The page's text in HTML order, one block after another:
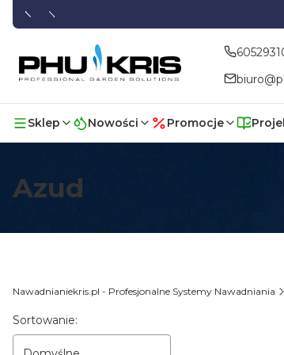
Sklep Nowości Promocje
Azud
Nawadnianiekris.pl - Profesjonalne Systemy Nawadniania
Lista produktów
Sortowanie: